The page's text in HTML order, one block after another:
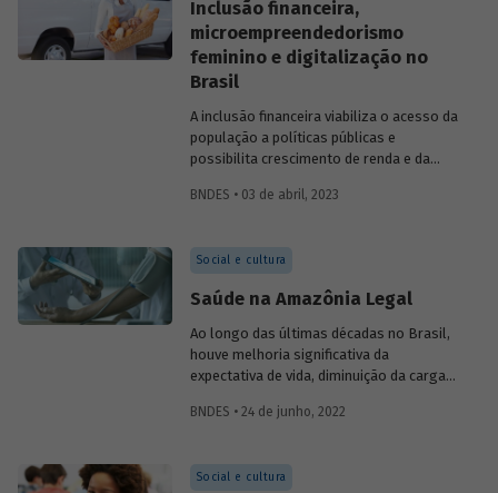
Inclusão financeira,
microempreendedorismo
feminino e digitalização no
Brasil
A inclusão financeira viabiliza o acesso da
população a políticas públicas e
possibilita crescimento de renda e da
acesso a serviços financeiros no Brasil
Este artigo, assinado por Helena Tenório,
faz um breve diagnóstico desse tema e
aponta possíveis efeitos positivos
decorrentes da digitalização financeira,
com atenção especial à participação das
mulheres.
BNDES • 03 de abril, 2023
Social e cultura
Saúde na Amazônia Legal
Ao longo das últimas décadas no Brasil,
houve melhoria significativa da
expectativa de vida, diminuição da carga
indicadores entre as regiões do país. Na
registre índices inferiores à média
BNDES • 24 de junho, 2022
Social e cultura